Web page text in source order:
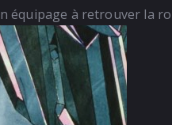
équipage à retrouver la